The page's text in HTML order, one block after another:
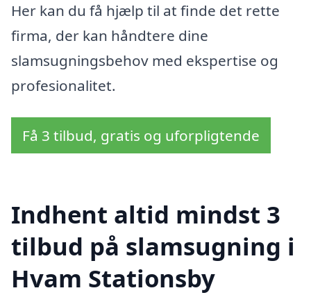
Her kan du få hjælp til at finde det rette
firma, der kan håndtere dine
slamsugningsbehov med ekspertise og
profesionalitet.
Få 3 tilbud, gratis og uforpligtende
Indhent altid mindst 3
tilbud på slamsugning i
Hvam Stationsby